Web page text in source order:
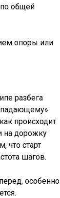
общей
опоры или
разбега
происходит
на дорожку
что старт
шагов.
особенно